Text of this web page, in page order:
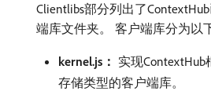
Clientlibs部分列出了
端库文件夹。 客户端库分为以
kernel.js： 实现
存储类型的客户端库。